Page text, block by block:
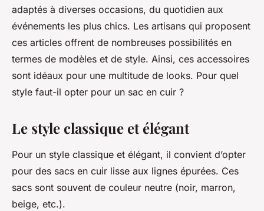
geoffroi• 16 janvier 2024•2 min de lecture
adaptés à diverses occasions, du quotidien aux
événements les plus chics. Les artisans qui proposent
ces articles offrent de nombreuses possibilités en
termes de modèles et de style. Ainsi, ces accessoires
sont idéaux pour une multitude de looks. Pour quel
style faut-il opter pour un sac en cuir ?
Le style classique et élégant
Pour un style classique et élégant, il convient d’opter
pour des sacs en cuir lisse aux lignes épurées. Ces
sacs sont souvent de couleur neutre (noir, marron,
beige, etc.).